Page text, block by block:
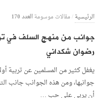
الرئيسية/مقالات موسومةالعدد 170
رضوان شكداني
يغفل كثير من المسلمين عن تربية
جوانبها، ومن هذه الجوانب جانب
أن يربى على حب …